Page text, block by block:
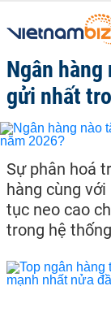
Ngân
gửi nhất
Sự phân hoá
hàng cùng
tục neo cao
trong hệ